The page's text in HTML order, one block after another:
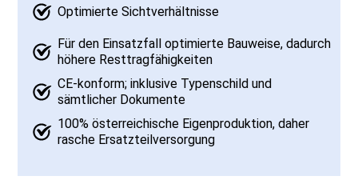
Optimierte Sichtverhältnisse
Für den Einsatzfall optimierte Bauweise, dadurch
höhere Resttragfähigkeiten
CE-konform; inklusive Typenschild und
sämtlicher Dokumente
100% österreichische Eigenproduktion, daher
rasche Ersatzteilversorgung